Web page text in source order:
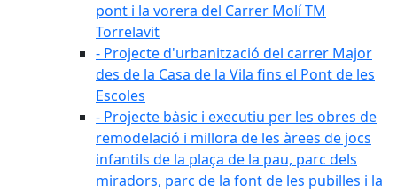
pont i la vorera del Carrer Molí TM
Torrelavit
- Projecte d'urbanització del carrer Major
des de la Casa de la Vila fins el Pont de les
Escoles
- Projecte bàsic i executiu per les obres de
remodelació i millora de les àrees de jocs
infantils de la plaça de la pau, parc dels
miradors, parc de la font de les pubilles i la